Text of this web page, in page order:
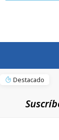
Destacado